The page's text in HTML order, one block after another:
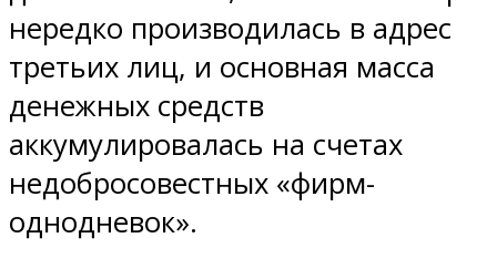
нередко производилась в адрес
третьих лиц, и основная масса
денежных средств
аккумулировалась на счетах
недобросовестных «фирм-
однодневок».